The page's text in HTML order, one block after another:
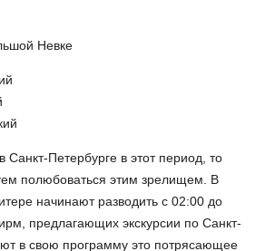
Невке
Санкт-Петербурге в этот период, то
полюбоваться этим зрелищем. В
начинают разводить с 02:00 до
предлагающих экскурсии по Санкт-
в свою программу это потрясающее